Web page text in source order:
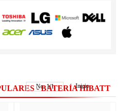
- BATERÍA HIBATT
No.1/1 Inicio